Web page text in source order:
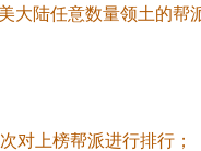
大陆任意数量领土的
对上榜帮派进行排行；